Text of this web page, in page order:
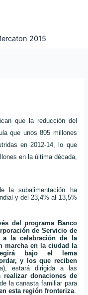
2015
que la reducción del
que unos 805 millones
en 2012-14, lo que
en la última década,
la subalimentación ha
y del 23,4% al 13,5%
del programa Banco
de Servicio de
a la celebración de la
marcha en la ciudad la
bajo el lema
y los que reciben
estará dirigida a las
realizar donaciones de
la canasta familiar para
esta región fronteriza